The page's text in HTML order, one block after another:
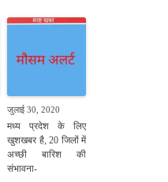
जुलाई 30, 2020
मध्य प्रदेश के लिए
खुशखबर है, 20 जिलों में
अच्छी बारिश की
संभावना-